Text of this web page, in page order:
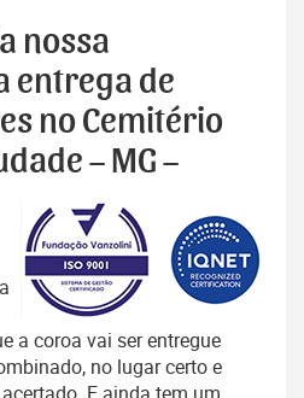
nossa
entrega de
no Cemitério
– MG –
a coroa vai ser entregue
no lugar certo e